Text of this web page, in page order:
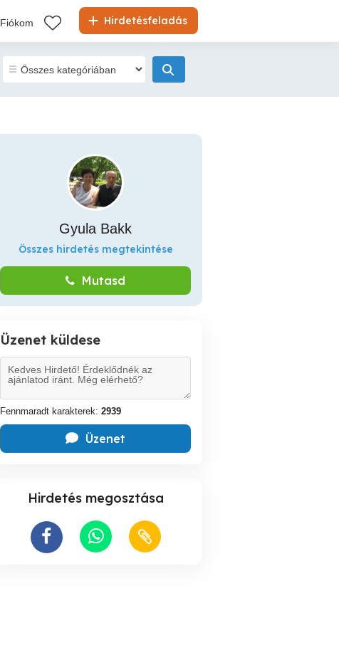
Hirdetésfeladás
Fiókom
Gyula Bakk
Összes hirdetés megtekintése
Mutasd
Üzenet küldese
Fennmaradt karakterek: 2939
Üzenet
Hirdetés megosztása